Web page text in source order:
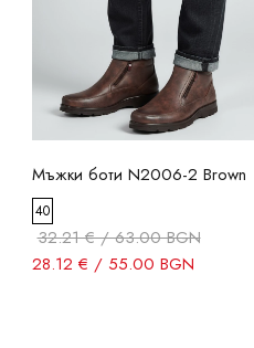
Мъжки боти N2006-2 Brown
40
32.21 € / 63.00 BGN
28.12 € / 55.00 BGN